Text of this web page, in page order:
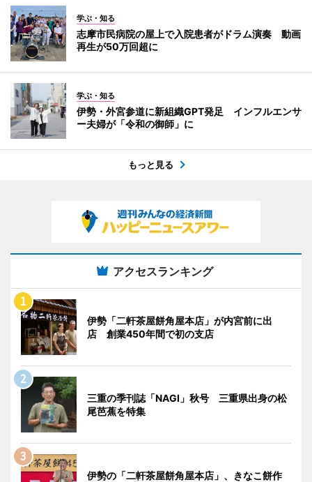
学ぶ・知る
志摩市民病院の屋上で入院患者がドラム演奏 動画
再生が50万回超に
学ぶ・知る
伊勢・外宮参道に新組織GPT発足 インフルエンサ
ー夫婦が「令和の御師」に
もっと見る
アクセスランキング
伊勢「二軒茶屋餅角屋本店」が内宮前に出
店 創業450年間で初の支店
三重の季刊誌「NAGI」秋号 三重県出身の松
尾芭蕉を特集
伊勢の「二軒茶屋餅角屋本店」、きなこ餅作